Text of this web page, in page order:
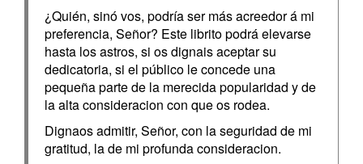
¿Quién, sinó vos, podría ser más acreedor á mi
preferencia, Señor? Este librito podrá elevarse
hasta los astros, si os dignais aceptar su
dedicatoria, si el público le concede una
pequeña parte de la merecida popularidad y de
la alta consideracion con que os rodea.
Dignaos admitir, Señor, con la seguridad de mi
gratitud, la de mi profunda consideracion.